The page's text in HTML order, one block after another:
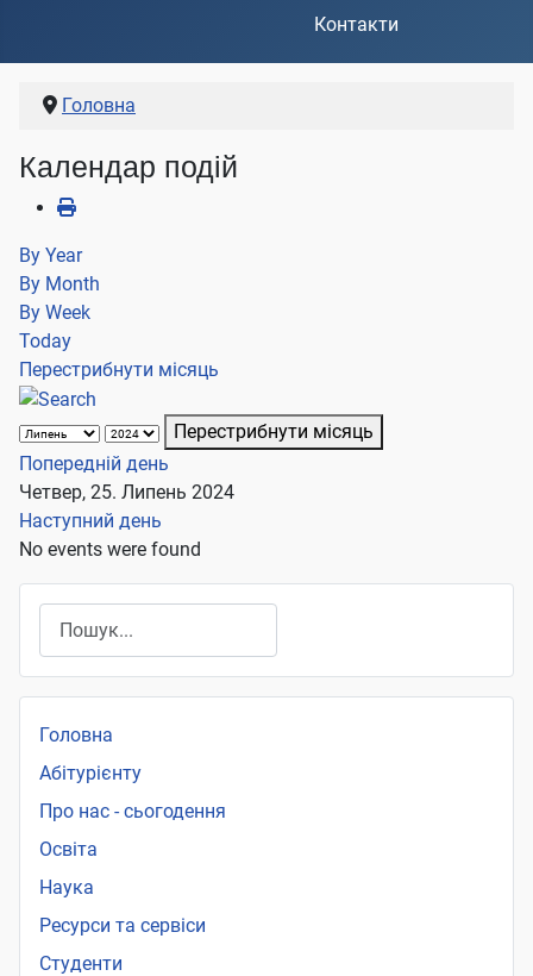
Контакти
Головна
Календар подій
By Year
By Month
By Week
Today
Перестрибнути місяць
Перестрибнути місяць
Попередній день
Четвер, 25. Липень 2024
Наступний день
No events were found
Головна
Абітурієнту
Про нас - сьогодення
Освіта
Наука
Ресурси та сервіси
Студенти